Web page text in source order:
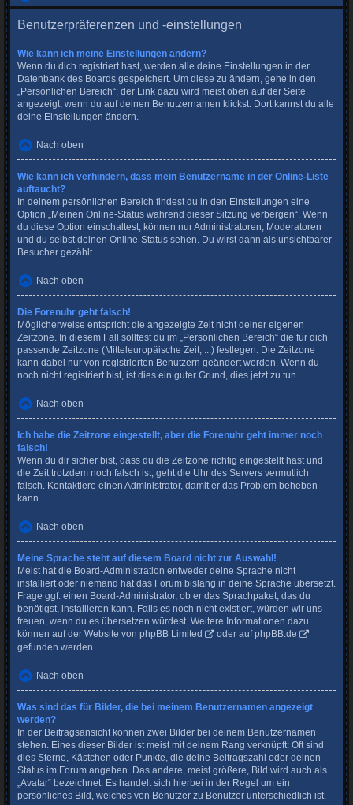
Benutzerpräferenzen und -einstellungen
Wie kann ich meine Einstellungen ändern?
Wenn du dich registriert hast, werden alle deine Einstellungen in der
Datenbank des Boards gespeichert. Um diese zu ändern, gehe in den
„Persönlichen Bereich“; der Link dazu wird meist oben auf der Seite
angezeigt, wenn du auf deinen Benutzernamen klickst. Dort kannst du alle
deine Einstellungen ändern.
Nach oben
Wie kann ich verhindern, dass mein Benutzername in der Online-Liste
auftaucht?
In deinem persönlichen Bereich findest du in den Einstellungen eine
Option „Meinen Online-Status während dieser Sitzung verbergen“. Wenn
du diese Option einschaltest, können nur Administratoren, Moderatoren
und du selbst deinen Online-Status sehen. Du wirst dann als unsichtbarer
Besucher gezählt.
Nach oben
Die Forenuhr geht falsch!
Möglicherweise entspricht die angezeigte Zeit nicht deiner eigenen
Zeitzone. In diesem Fall solltest du im „Persönlichen Bereich“ die für dich
passende Zeitzone (Mitteleuropäische Zeit, ...) festlegen. Die Zeitzone
kann dabei nur von registrierten Benutzern geändert werden. Wenn du
noch nicht registriert bist, ist dies ein guter Grund, dies jetzt zu tun.
Nach oben
Ich habe die Zeitzone eingestellt, aber die Forenuhr geht immer noch
falsch!
Wenn du dir sicher bist, dass du die Zeitzone richtig eingestellt hast und
die Zeit trotzdem noch falsch ist, geht die Uhr des Servers vermutlich
falsch. Kontaktiere einen Administrator, damit er das Problem beheben
kann.
Nach oben
Meine Sprache steht auf diesem Board nicht zur Auswahl!
Meist hat die Board-Administration entweder deine Sprache nicht
installiert oder niemand hat das Forum bislang in deine Sprache übersetzt.
Frage ggf. einen Board-Administrator, ob er das Sprachpaket, das du
benötigst, installieren kann. Falls es noch nicht existiert, würden wir uns
freuen, wenn du es übersetzen würdest. Weitere Informationen dazu
können auf der Website von phpBB Limited oder aufphpBB.de
gefunden werden.
Nach oben
Was sind das für Bilder, die bei meinem Benutzernamen angezeigt
werden?
In der Beitragsansicht können zwei Bilder bei deinem Benutzernamen
stehen. Eines dieser Bilder ist meist mit deinem Rang verknüpft: Oft sind
dies Sterne, Kästchen oder Punkte, die deine Beitragszahl oder deinen
Status im Forum angeben. Das andere, meist größere, Bild wird auch als
„Avatar“ bezeichnet. Es handelt sich hierbei in der Regel um ein
persönliches Bild, welches von Benutzer zu Benutzer unterschiedlich ist.